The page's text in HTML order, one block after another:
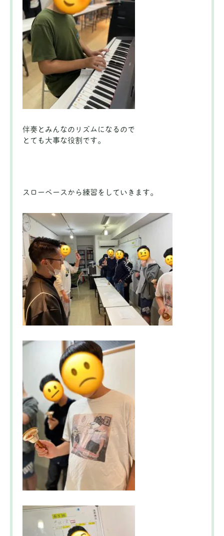
伴奏とみんなのリズムになるので
とても大事な役割です。
スローペースから練習をしていきます。